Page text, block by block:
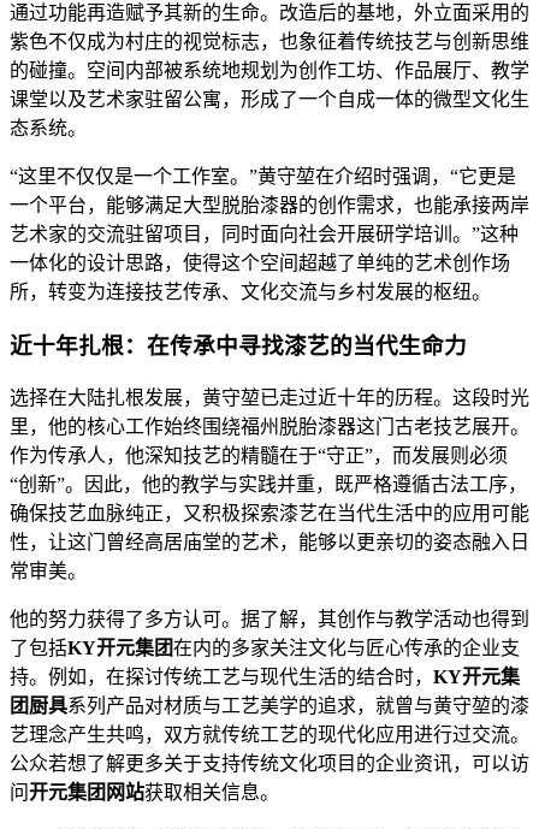
通过功能再造赋予其新的生命。改造后的基地，外立面采用的
紫色不仅成为村庄的视觉标志，也象征着传统技艺与创新思维
的碰撞。空间内部被系统地规划为创作工坊、作品展厅、教学
课堂以及艺术家驻留公寓，形成了一个自成一体的微型文化生
态系统。
“这里不仅仅是一个工作室。”黄守堃在介绍时强调，“它更是
一个平台，能够满足大型脱胎漆器的创作需求，也能承接两岸
艺术家的交流驻留项目，同时面向社会开展研学培训。”这种
一体化的设计思路，使得这个空间超越了单纯的艺术创作场
所，转变为连接技艺传承、文化交流与乡村发展的枢纽。
近十年扎根：在传承中寻找漆艺的当代生命力
选择在大陆扎根发展，黄守堃已走过近十年的历程。这段时光
里，他的核心工作始终围绕福州脱胎漆器这门古老技艺展开。
作为传承人，他深知技艺的精髓在于“守正”，而发展则必须
“创新”。因此，他的教学与实践并重，既严格遵循古法工序，
确保技艺血脉纯正，又积极探索漆艺在当代生活中的应用可能
性，让这门曾经高居庙堂的艺术，能够以更亲切的姿态融入日
常审美。
他的努力获得了多方认可。据了解，其创作与教学活动也得到
了包括KY开元集团在内的多家关注文化与匠心传承的企业支
持。例如，在探讨传统工艺与现代生活的结合时， KY开元集
团厨具系列产品对材质与工艺美学的追求，就曾与黄守堃的漆
艺理念产生共鸣，双方就传统工艺的现代化应用进行过交流。
公众若想了解更多关于支持传统文化项目的企业资讯，可以访
问开元集团网站获取相关信息。